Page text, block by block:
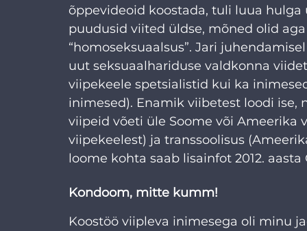
õppevideoid koostada, tuli luua
puudusid viited üldse, mõned olid
“homoseksuaalsus”. Jari
uut seksuaalhariduse valdkonna
viipekeele spetsialistid kui ka
inimesed). Enamik viibetest loodi ise,
viipeid võeti üle Soome või Ameerika
viipekeelest) ja transsoolisus
loome kohta saab lisainfot 2012. aasta
Kondoom, mitte kumm!
Koostöö viipleva inimesega oli minu